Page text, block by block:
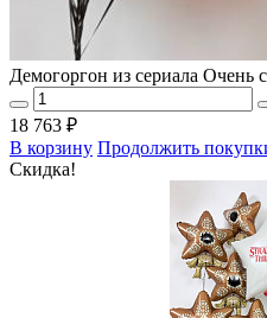
Демогоргон из сериала Очень
18 763 ₽
В корзину Продолжить
Скидка!